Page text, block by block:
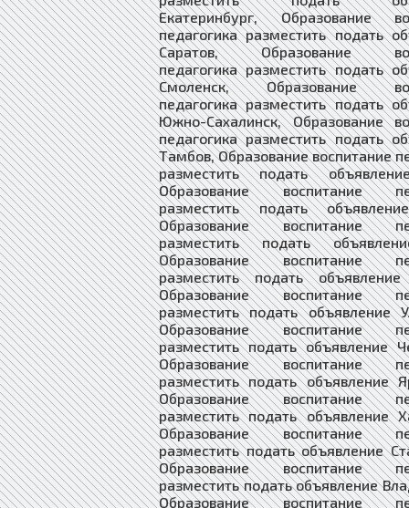
Екатеринбург, Образование
педагогика разместить подать
Саратов, Образование
педагогика разместить подать
Смоленск, Образование
педагогика разместить подать
Южно-Сахалинск, Образование
педагогика разместить подать
Тамбов, Образование воспитание
разместить подать
Образование воспитание
разместить подать
Образование воспитание
разместить подать
Образование воспитание
разместить подать
Образование воспитание
разместить подать объявление
Образование воспитание
разместить подать объявление
Образование воспитание
разместить подать объявление
Образование воспитание
разместить подать объявление
Образование воспитание
разместить подать объявление
Образование воспитание
разместить подать объявление
Образование воспитание